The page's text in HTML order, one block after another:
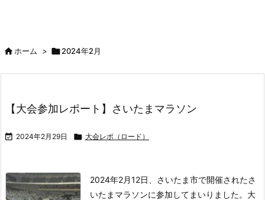
ホーム > 2024年2月
【大会参加レポート】さいたまマラソン
 2024年2月29日  大会レポ（ロード）
2024年2月12日、さいたま市で開催されたさ
いたまマラソンに参加してまいりました。 大